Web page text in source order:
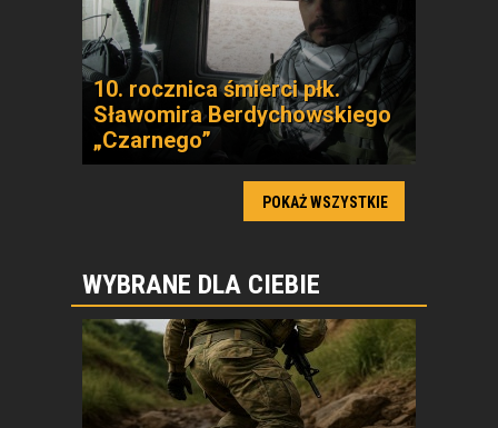
10. rocznica śmierci płk.
Sławomira Berdychowskiego
„Czarnego”
POKAŻ WSZYSTKIE
WYBRANE DLA CIEBIE